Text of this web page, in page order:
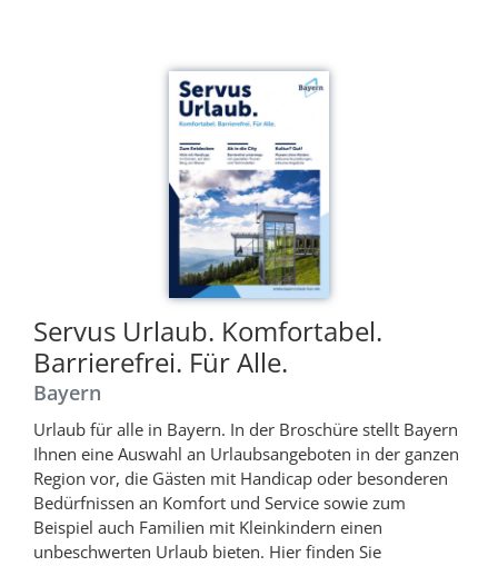
Servus Urlaub. Komfortabel.
Barrierefrei. Für Alle.
Bayern
Urlaub für alle in Bayern. In der Broschüre stellt Bayern
Ihnen eine Auswahl an Urlaubsangeboten in der ganzen
Region vor, die Gästen mit Handicap oder besonderen
Bedürfnissen an Komfort und Service sowie zum
Beispiel auch Familien mit Kleinkindern einen
unbeschwerten Urlaub bieten. Hier finden Sie